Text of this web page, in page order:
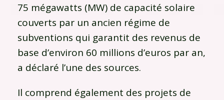
75 mégawatts (MW) de capacité solaire
couverts par un ancien régime de
subventions qui garantit des revenus de
base d’environ 60 millions d’euros par an,
a déclaré l’une des sources.
Il comprend également des projets de